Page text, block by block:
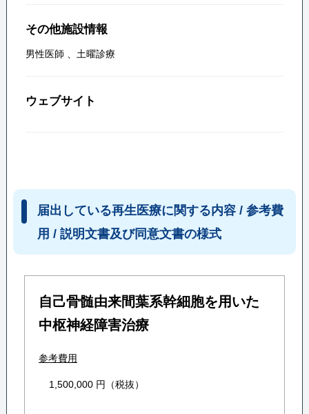
その他施設情報
男性医師 土曜診療
ウェブサイト
届出している再生医療に関する内容 / 参考費
用 / 説明文書及び同意文書の様式
自己骨髄由来間葉系幹細胞を用いた
中枢神経障害治療
参考費用
1,500,000 円（税抜）